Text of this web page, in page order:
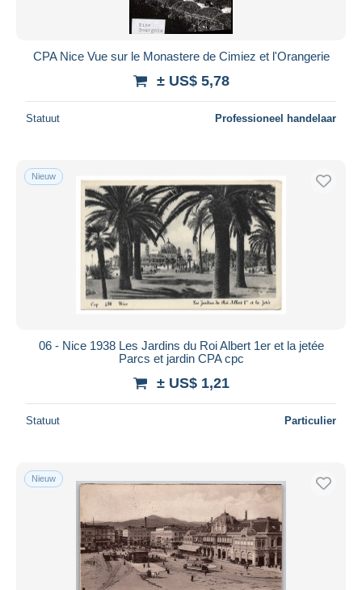
CPA Nice Vue sur le Monastere de Cimiez et l'Orangerie
± US$ 5,78
Statuut Professioneel handelaar
Nieuw
06 - Nice 1938 Les Jardins du Roi Albert 1er et la jetée
Parcs et jardin CPA cpc
± US$ 1,21
Statuut Particulier
Nieuw